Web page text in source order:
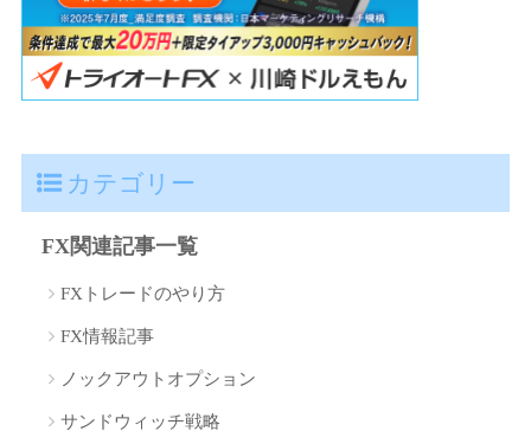
カテゴリー
FX関連記事一覧
FXトレードのやり方
FX情報記事
ノックアウトオプション
サンドウィッチ戦略